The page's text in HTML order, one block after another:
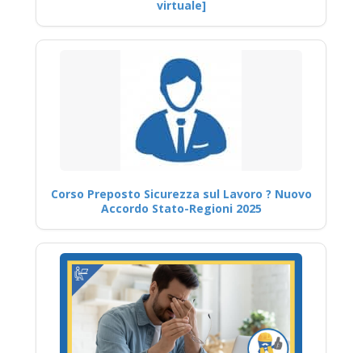
virtuale]
Corso Preposto Sicurezza sul Lavoro ? Nuovo
Accordo Stato-Regioni 2025